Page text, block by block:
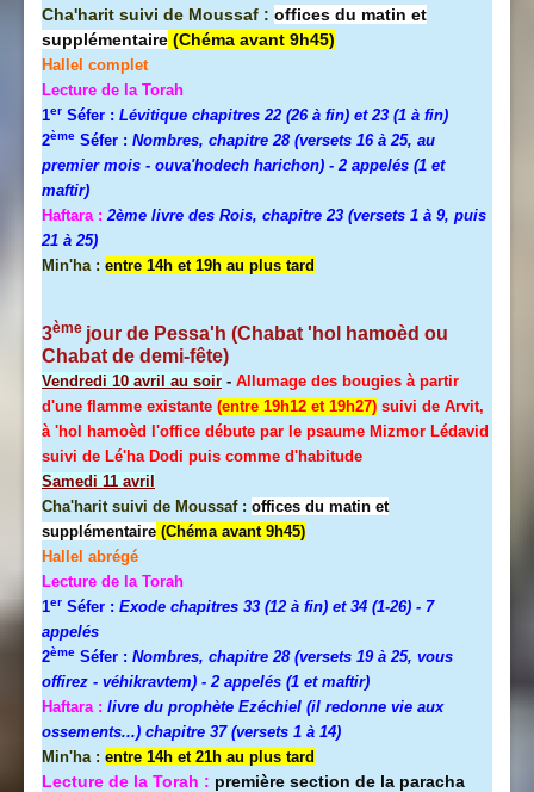
Cha'harit suivi de Moussaf : offices du matin et
supplémentaire (Chéma avant 9h45)
Hallel complet
Lecture de la Torah
1er Séfer : Lévitique chapitres 22 (26 à fin) et 23 (1 à fin)
2ème Séfer : Nombres, chapitre 28 (versets 16 à 25, au
premier mois - ouva'hodech harichon) - 2 appelés (1 et
maftir)
Haftara : 2ème livre des Rois, chapitre 23 (versets 1 à 9, puis
21 à 25)
Min'ha : entre 14h et 19h au plus tard
3ème jour de Pessa'h (Chabat 'hol hamoèd ou
Chabat de demi-fête)
Vendredi 10 avril au soir - Allumage des bougies à partir
d'une flamme existante (entre 19h12 et 19h27) suivi de Arvit,
à 'hol hamoèd l'office débute par le psaume Mizmor Lédavid
suivi de Lé'ha Dodi puis comme d'habitude
Samedi 11 avril
Cha'harit suivi de Moussaf : offices du matin et
supplémentaire (Chéma avant 9h45)
Hallel abrégé
Lecture de la Torah
1er Séfer : Exode chapitres 33 (12 à fin) et 34 (1-26) - 7
appelés
2ème Séfer : Nombres, chapitre 28 (versets 19 à 25, vous
offirez - véhikravtem) - 2 appelés (1 et maftir)
Haftara : livre du prophète Ezéchiel (il redonne vie aux
ossements...) chapitre 37 (versets 1 à 14)
Min'ha : entre 14h et 21h au plus tard
Lecture de la Torah : première section de la paracha